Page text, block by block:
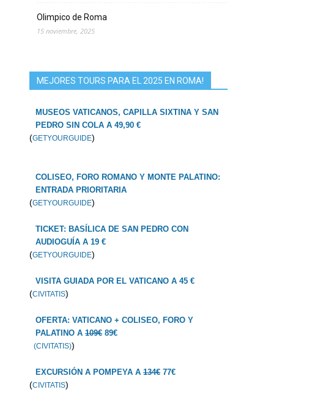
Olimpico de Roma
15 noviembre, 2025
MEJORES TOURS PARA EL 2025 EN ROMA!
MUSEOS VATICANOS, CAPILLA SIXTINA Y SAN
PEDRO SIN COLA A 49,90 €
(GETYOURGUIDE)
COLISEO, FORO ROMANO Y MONTE PALATINO:
ENTRADA PRIORITARIA
(GETYOURGUIDE)
TICKET: BASÍLICA DE SAN PEDRO CON
AUDIOGUÍA A 19 €
(GETYOURGUIDE)
VISITA GUIADA POR EL VATICANO A 45 €
(CIVITATIS)
OFERTA: VATICANO + COLISEO, FORO Y
PALATINO A 109€ 89€
(CIVITATIS))
EXCURSIÓN A POMPEYA A 134€ 77€
(CIVITATIS)